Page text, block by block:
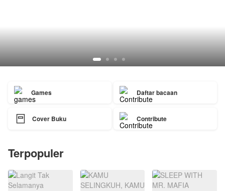
Games Daftar bacaan
 Cover Buku Contribute
Terpopuler